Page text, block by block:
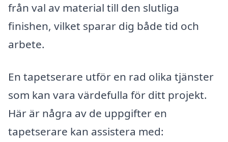
från val av material till den slutliga
finishen, vilket sparar dig både tid och
arbete.
En tapetserare utför en rad olika tjänster
som kan vara värdefulla för ditt projekt.
Här är några av de uppgifter en
tapetserare kan assistera med: